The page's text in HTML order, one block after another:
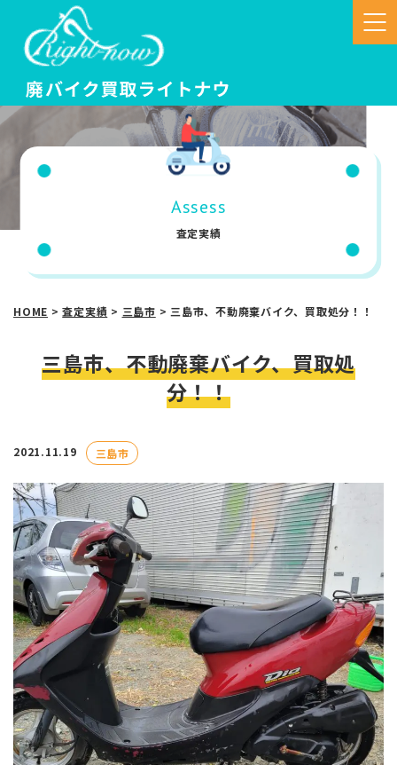
Assess
査定実績
HOME >査定実績 > 三島市 > 三島市、不動廃棄バイク、買取処分！！
三島市、不動廃棄バイク、買取処
分！！
2021.11.19 三島市